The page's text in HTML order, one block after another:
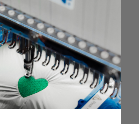
proposons des
délais adaptés
au cas par cas :
de 1 à 3
semaines selon
votre projet.
personnalisé à
au plus près de
vos attente. La
preuve en est,
notre note
Google de 4,9/5.